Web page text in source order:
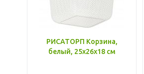
РИСАТОРП Корзина,
белый, 25x26x18 см